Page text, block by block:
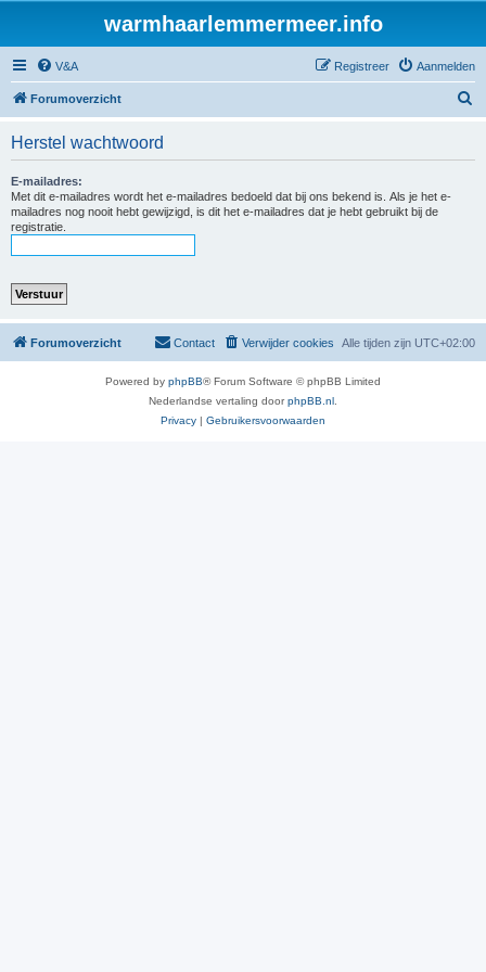
warmhaarlemmermeer.info
V&A Aanmelden
Registreer
Forumoverzicht
Herstel wachtwoord
E-mailadres:
Met dit e-mailadres wordt het e-mailadres bedoeld dat bij ons bekend is. Als je het e-
mailadres nog nooit hebt gewijzigd, is dit het e-mailadres dat je hebt gebruikt bij de
registratie.
Forumoverzicht Alle tijden zijn UTC+02:00
Verwijder cookies
Contact
Powered by phpBB® Forum Software © phpBB Limited
Nederlandse vertaling doorphpBB.nl
Privacy | Gebruikersvoorwaarden